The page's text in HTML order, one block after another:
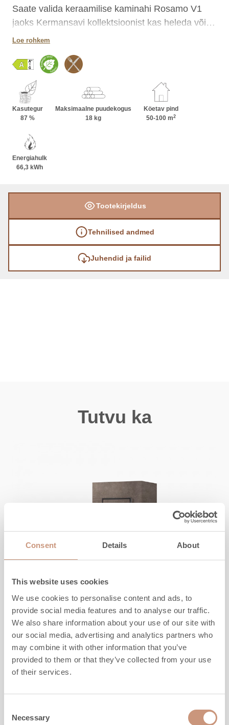
Consent Details About
This website uses cookies
We use cookies to personalise content and ads, to
provide social media features and to analyse our traffic.
We also share information about your use of our site with
our social media, advertising and analytics partners who
may combine it with other information that you’ve
provided to them or that they’ve collected from your use
of their services.
Selection
Necessary
Saate valida keraamilise kaminahi Rosamo V1
jaoks Kermansavi kollektsioonist kas heleda või
tumeda elava krohvipinna vahel. Küpsetusahi
kaminahiuks saab paigutada ükskõik millisele
poolele: ette, taha, vasakule või paremale.
Suurendades kõrgust, suurendate selle soojuse
salvestamise võimekust.
Loe rohkem
Kasutegur
87 %
Maksimaalne puudekogus
18 kg
Köetav pind
50-100 m2
Energiahulk
66,3 kWh
Tootekirjeldus
Tehnilised andmed
Juhendid ja failid
Tutvu ka
KERMANSAVI
Rosamo V4
Kõrgus 1800 -2100
Laius
Mass
1620-1950kg